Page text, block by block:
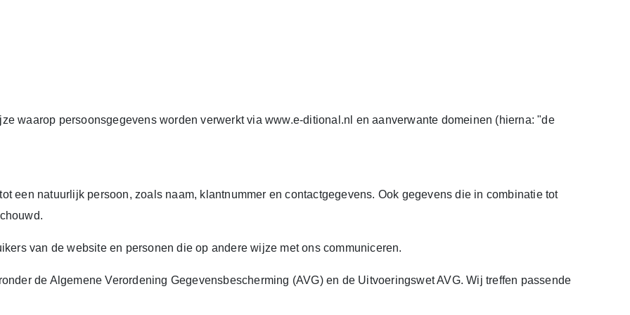
waarop persoonsgegevens worden verwerkt via www.e-ditional.nl en aanverwante domeinen (hierna: "de
een natuurlijk persoon, zoals naam, klantnummer en contactgegevens. Ook gegevens die in combinatie tot
van de website en personen die op andere wijze met ons communiceren.
de Algemene Verordening Gegevensbescherming (AVG) en de Uitvoeringswet AVG. Wij treffen passende